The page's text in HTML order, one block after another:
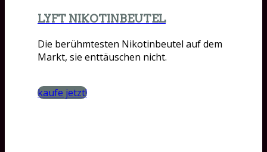
LYFT NIKOTINBEUTEL
Die berühmtesten Nikotinbeutel auf dem
Markt, sie enttäuschen nicht.
kaufe jetzt!